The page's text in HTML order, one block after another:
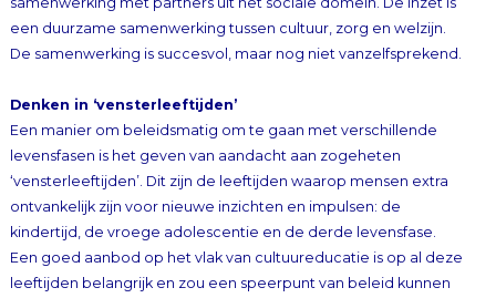
De samenwerking is succesvol, maar nog niet vanzelfsprekend.
Denken in ‘vensterleeftijden’
Een manier om beleidsmatig om te gaan met verschillende
levensfasen is het geven van aandacht aan zogeheten
‘vensterleeftijden’. Dit zijn de leeftijden waarop mensen extra
ontvankelijk zijn voor nieuwe inzichten en impulsen: de
kindertijd, de vroege adolescentie en de derde levensfase.
Een goed aanbod op het vlak van cultuureducatie is op al deze
leeftijden belangrijk en zou een speerpunt van beleid kunnen
zijn. De derde levensfase heeft betrekking op de periode
waarin mensen na hun arbeidzame leven veel vrije tijd krijgen.
Juist bij deze actieve ouderen is er veel belangstelling voor
kunst en cultuur, voor historie en erfgoed. Het verrijkt hun leven.
Mensen in deze groep gaan musea en klassieke concerten
bezoeken, iets wat zij daarvoor nooit deden. Beleidsmakers
denken dan soms dat er een probleem is (“help, het publiek
vergrijst”), maar in feite gaat het om nieuwe aanwas, zoals de
SCP-rapporten uit 2005 en 2009 laten zien: ouderen tonen
meer belangstelling voor de traditionelere vormen van cultuur;
musea en monumenten, en ook ballet en klassieke muziek
trekken vooral meer 65-79-jarigen. Ook bij de kunstbeoefening
signaleert het SCP dat geleidelijk steeds meer mensen op